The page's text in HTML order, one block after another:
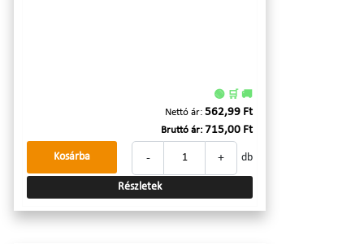
🟢 🛒 🚚
Nettó ár: 562,99 Ft
Bruttó ár: 715,00 Ft
- + db
Kosárba
Részletek